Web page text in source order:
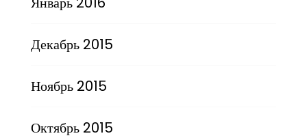
Декабрь 2015
Ноябрь 2015
Октябрь 2015